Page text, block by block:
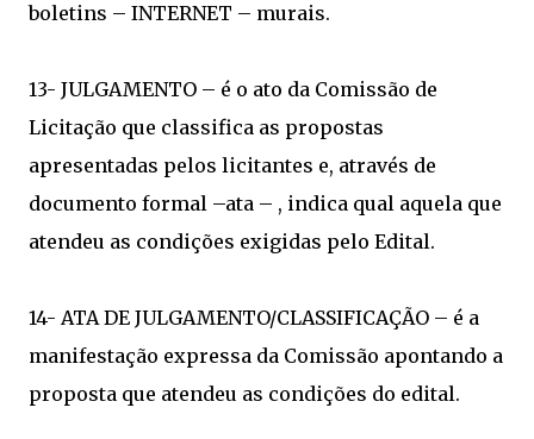
boletins – INTERNET – murais.
13- JULGAMENTO – é o ato da Comissão de
Licitação que classifica as propostas
apresentadas pelos licitantes e, através de
documento formal –ata – , indica qual aquela que
atendeu as condições exigidas pelo Edital.
14- ATA DE JULGAMENTO/CLASSIFICAÇÃO – é a
manifestação expressa da Comissão apontando a
proposta que atendeu as condições do edital.